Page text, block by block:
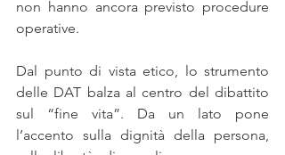
non hanno ancora previsto procedure
operative.
Dal punto di vista etico, lo strumento
delle DAT balza al centro del dibattito
sul “fine vita”. Da un lato pone
l’accento sulla dignità della persona,